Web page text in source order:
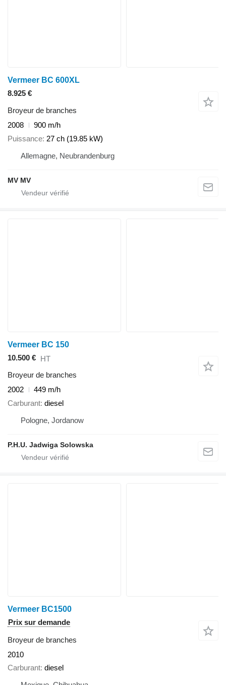
Vermeer BC 600XL
8.925 €
Broyeur de branches
2008
900 m/h
Puissance 27 ch (19.85 kW)
Allemagne, Neubrandenburg
MV MV
Vermeer BC 150
10.500 € HT
Broyeur de branches
2002
449 m/h
Carburant diesel
Pologne, Jordanow
P.H.U. Jadwiga Solowska
Vermeer BC1500
Prix sur demande
Broyeur de branches
2010
Carburant diesel